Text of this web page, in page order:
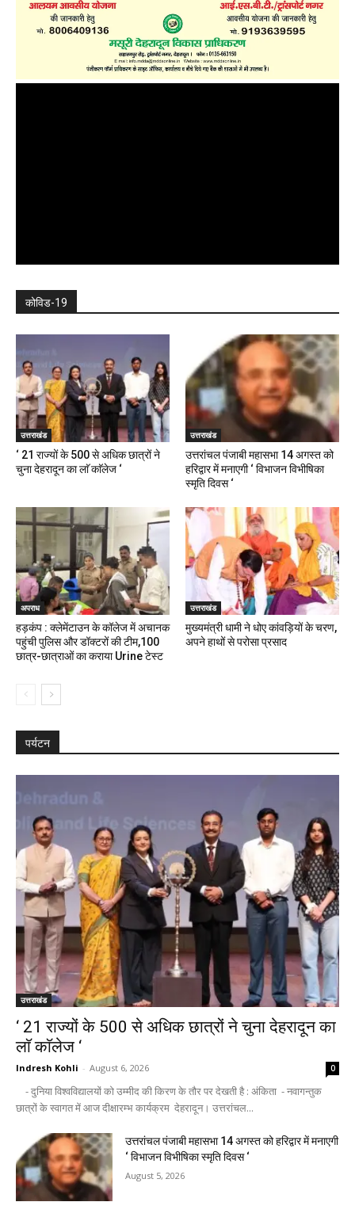
कोविड-19
उत्तराखंड
‘ 21 राज्यों के 500 से अधिक छात्रों ने
चुना देहरादून का लाॅ काॅलेज ‘
उत्तराखंड
उत्तरांचल पंजाबी महासभा 14 अगस्त को
हरिद्वार में मनाएगी ‘ विभाजन विभीषिका
स्मृति दिवस ‘
अपराध
हड़कंप : क्लेमेंटाउन के कॉलेज में अचानक
पहुंची पुलिस और डॉक्टरों की टीम,100
छात्र-छात्राओं का कराया Urine टेस्ट
उत्तराखंड
मुख्यमंत्री धामी ने धोए कांवड़ियों के चरण,
अपने हाथों से परोसा प्रसाद
पर्यटन
उत्तराखंड
‘ 21 राज्यों के 500 से अधिक छात्रों ने चुना देहरादून का
लाॅ काॅलेज ‘
Indresh Kohli - August 6, 2026 0
- दुनिया विश्वविद्यालयों को उम्मीद की किरण के तौर पर देखती है : अंकिता - नवागन्तुक
छात्रों के स्वागत में आज दीक्षारम्भ कार्यक्रम देहरादून। उत्तरांचल...
उत्तरांचल पंजाबी महासभा 14 अगस्त को हरिद्वार में मनाएगी
‘ विभाजन विभीषिका स्मृति दिवस ‘
August 5, 2026